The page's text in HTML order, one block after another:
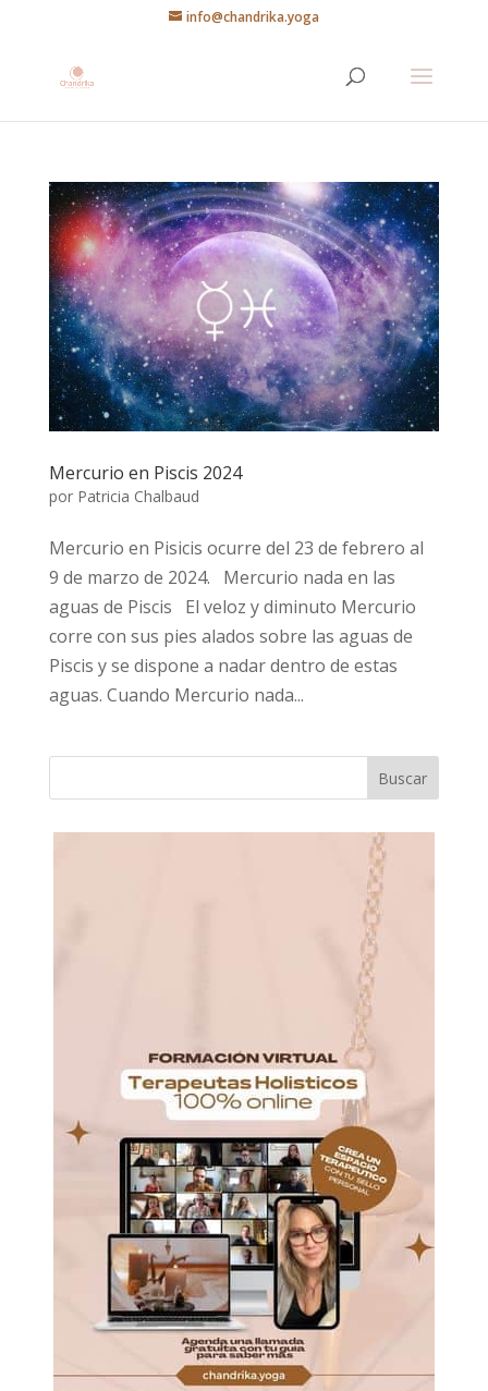
info@chandrika.yoga
Mercurio en Piscis 2024
por Patricia Chalbaud
Mercurio en Pisicis ocurre del 23 de febrero al
9 de marzo de 2024. Mercurio nada en las
aguas de Piscis El veloz y diminuto Mercurio
corre con sus pies alados sobre las aguas de
Piscis y se dispone a nadar dentro de estas
aguas. Cuando Mercurio nada...